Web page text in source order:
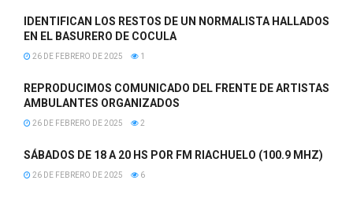
IDENTIFICAN LOS RESTOS DE UN NORMALISTA HALLADOS
EN EL BASURERO DE COCULA
26 DE FEBRERO DE 2025 1
REPRODUCIMOS COMUNICADO DEL FRENTE DE ARTISTAS
AMBULANTES ORGANIZADOS
26 DE FEBRERO DE 2025 2
SÁBADOS DE 18 A 20 HS POR FM RIACHUELO (100.9 MHZ)
26 DE FEBRERO DE 2025 6